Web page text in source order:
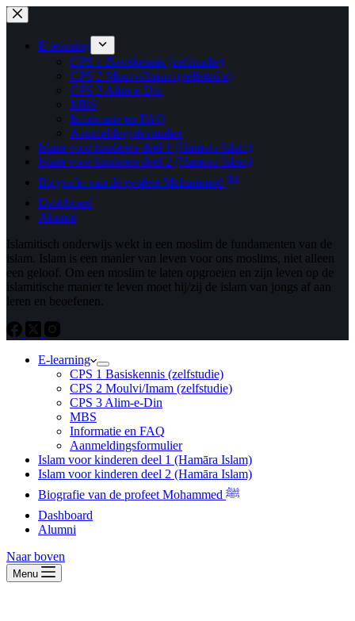
Ga
naar
inhoud
Ga
naar
inhoud
E-learning
CPS 1 Basiskennis (zelfstudie)
CPS 2 Moulvi/Imam (zelfstudie)
CPS 3 Alim-e-Din
MBS
Informatie en FAQ
Aanmeldingsformulier
Islam voor kinderen deel 1 (Hamāra Islam)
Islam voor kinderen deel 2 (Hamāra Islam)
Biografie van de profeet Mohammed ﷺ
Dashboard
Alumni
Islamitisch onderwijs wekt in een moslim de fundamenten van de
islam. Islam is een manier van leven voor ons moslims, niet alleen
een geloof. Om een ​​moslim te laten opgroeien en zijn leven op de
islamitische manier te leven moet hij/zij de islam van jongs af aan
leren en beoefenen.
E-learning
CPS 1 Basiskennis (zelfstudie)
CPS 2 Moulvi/Imam (zelfstudie)
CPS 3 Alim-e-Din
MBS
Informatie en FAQ
Aanmeldingsformulier
Islam voor kinderen deel 1 (Hamāra Islam)
Islam voor kinderen deel 2 (Hamāra Islam)
Biografie van de profeet Mohammed ﷺ
Dashboard
Alumni
Naar boven
Menu